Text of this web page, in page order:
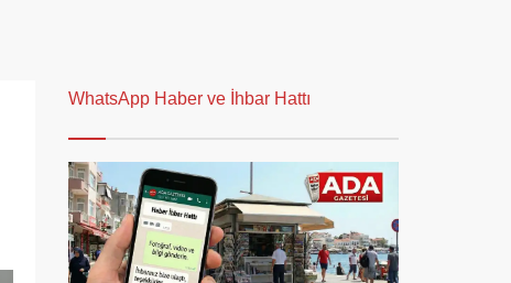
WhatsApp Haber ve İhbar Hattı